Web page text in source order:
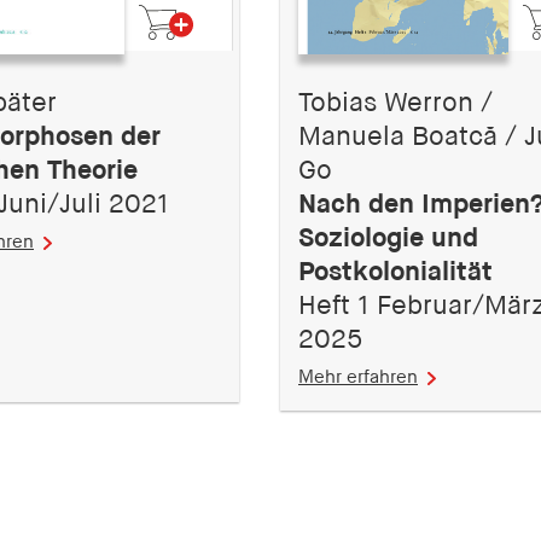
der
Theorie
Juli 2021
Tobias Werron /
Manuela Boatcă /
Go
Nach den
Soziologie und
Postkolonialität
Heft 1 Februar/
2025
Mehr erfahren